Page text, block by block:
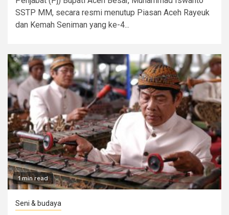
SSTP MM, secara resmi menutup Piasan Aceh Rayeuk
dan Kemah Seniman yang ke-4...
1 min read
Seni & budaya